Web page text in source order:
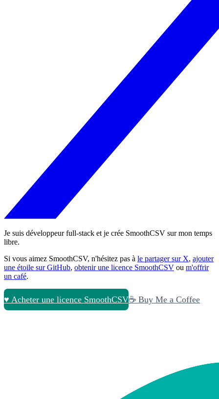
Je suis développeur full-stack et je crée SmoothCSV sur mon temps
libre.
Si vous aimez SmoothCSV, n'hésitez pas à le partager sur X, ajouter
une étoile sur GitHub, obtenir une licence SmoothCSV ou m'offrir
un café.
♥ Acheter une licence SmoothCSV☕️ Buy Me a Coffee